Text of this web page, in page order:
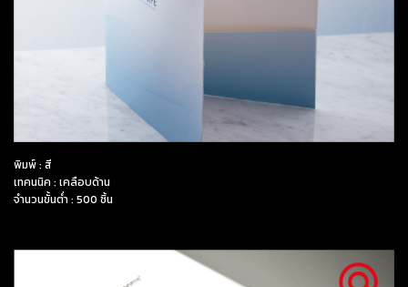
พิมพ์ : สี
เทคนนิค : เคลือบด้าน
จำนวนขั้นต่ำ : 500 ชิ้น